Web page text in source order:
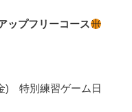
ップフリーコース
) 特別練習ゲーム日